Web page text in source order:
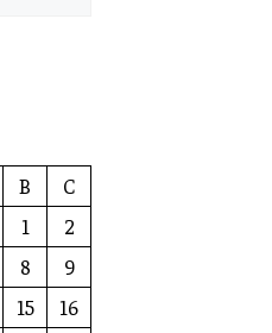
B
C
1
2
8
9
15
16